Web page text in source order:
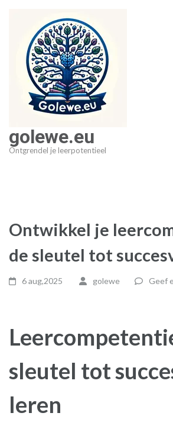
inhoud
golewe.eu
Ontgrendel je leerpotentieel
Ontwikkel je
de sleutel tot
6 aug,2025 golewe Geef
sleutel tot
leren